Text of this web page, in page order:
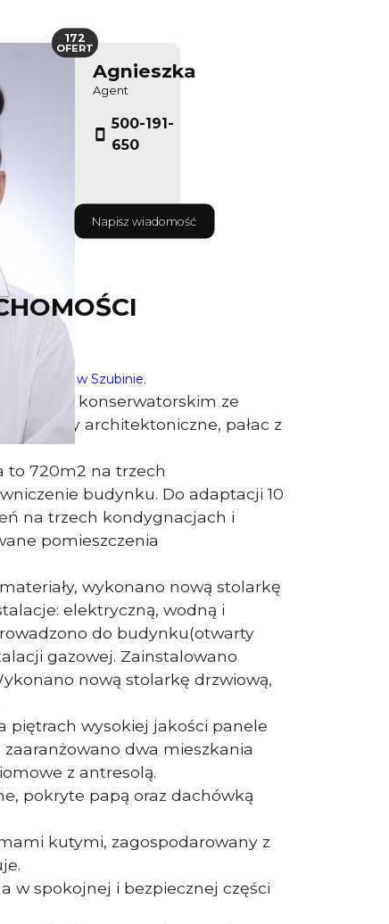
Agnieszka
Agent
500-191-
650
Napisz wiadomość
172
OFERT
budynek w Szubinie.
konserwatorskim ze
szczegóły architektoniczne, pałac z
to 720m2 na trzech
budynku. Do adaptacji 10
na trzech kondygnacjach i
pomieszczenia
wykonano nową stolarkę
elektryczną, wodną i
do budynku(otwarty
gazowej. Zainstalowano
nową stolarkę drzwiową,
piętrach wysokiej jakości panele
zaaranżowano dwa mieszkania
z antresolą.
pokryte papą oraz dachówką
kutymi, zagospodarowany z
w spokojnej i bezpiecznej części